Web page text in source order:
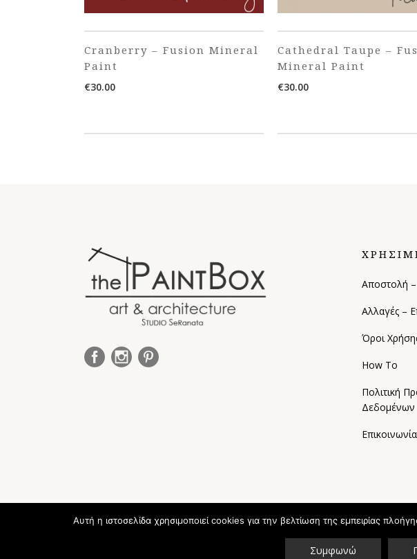
Cranberry – Fusion Mineral
Paint
€30.00
Cathedral Taupe –
Mineral Paint
€30.00
Αποστολή
Αλλαγές –
Όροι
How To
Πολιτική
Δεδομένων
Επικοινωνία
Αυτή η ιστοσελίδα χρησιμοποιεί cookies για την βελτίωση της εμπειρίας
Συμφωνώ